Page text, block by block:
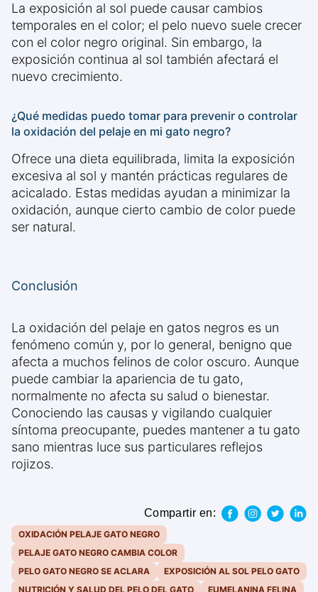
La exposición al sol puede causar cambios
temporales en el color; el pelo nuevo suele crecer
con el color negro original. Sin embargo, la
exposición continua al sol también afectará el
nuevo crecimiento.
¿Qué medidas puedo tomar para prevenir o controlar
la oxidación del pelaje en mi gato negro?
Ofrece una dieta equilibrada, limita la exposición
excesiva al sol y mantén prácticas regulares de
acicalado. Estas medidas ayudan a minimizar la
oxidación, aunque cierto cambio de color puede
ser natural.
Conclusión
La oxidación del pelaje en gatos negros es un
fenómeno común y, por lo general, benigno que
afecta a muchos felinos de color oscuro. Aunque
puede cambiar la apariencia de tu gato,
normalmente no afecta su salud o bienestar.
Conociendo las causas y vigilando cualquier
síntoma preocupante, puedes mantener a tu gato
sano mientras luce sus particulares reflejos
rojizos.
Compartir en:
OXIDACIÓN PELAJE GATO NEGRO
PELAJE GATO NEGRO CAMBIA COLOR
PELO GATO NEGRO SE ACLARA
EXPOSICIÓN AL SOL PELO GATO
NUTRICIÓN Y SALUD DEL PELO DEL GATO
EUMELANINA FELINA